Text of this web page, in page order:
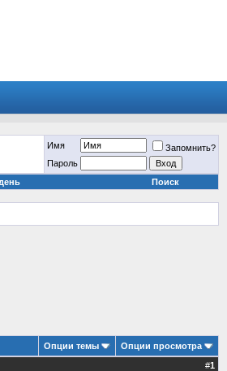
Имя
Запомнить?
Пароль
Поиск
Опции темы
Опции просмотра
#1